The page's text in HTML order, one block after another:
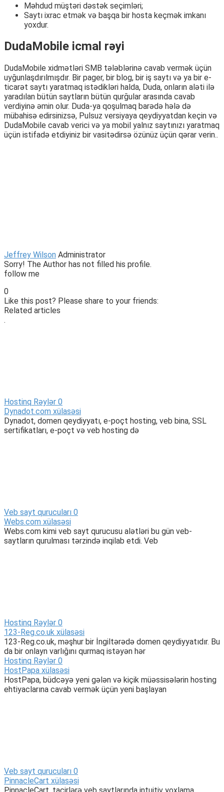
Məhdud müştəri dəstək seçimləri;
Saytı ixrac etmək və başqa bir hosta keçmək imkanı
yoxdur.
DudaMobile icmal rəyi
DudaMobile xidmətləri SMB tələblərinə cavab vermək üçün
uyğunlaşdırılmışdır. Bir pager, bir blog, bir iş saytı və ya bir e-
ticarət saytı yaratmaq istədikləri halda, Duda, onların aləti ilə
yaradılan bütün saytların bütün qurğular arasında cavab
verdiyinə əmin olur. Duda-ya qoşulmaq barədə hələ də
mübahisə edirsinizsə, Pulsuz versiyaya qeydiyyatdan keçin və
DudaMobile cavab verici və ya mobil yalnız saytınızı yaratmaq
üçün istifadə etdiyiniz bir vasitədirsə özünüz üçün qərar verin..
Jeffrey Wilson Administrator
Sorry! The Author has not filled his profile.
follow me
0
Like this post? Please share to your friends:
Related articles
.
Hostinq Rəylər 0
Dynadot.com xülasəsi
Dynadot, domen qeydiyyatı, e-poçt hosting, veb bina, SSL
sertifikatları, e-poçt və veb hosting də
Veb sayt qurucuları 0
Webs.com xülasəsi
Webs.com kimi veb sayt qurucusu alətləri bu gün veb-
saytların qurulması tərzində inqilab etdi. Veb
Hostinq Rəylər 0
123-Reg.co.uk xülasəsi
123-Reg.co.uk, məşhur bir İngiltərədə domen qeydiyyatıdır. Bu
da bir onlayn varlığını qurmaq istəyən hər
Hostinq Rəylər 0
HostPapa xülasəsi
HostPapa, büdcəyə yeni gələn və kiçik müəssisələrin hosting
ehtiyaclarına cavab vermək üçün yeni başlayan
Veb sayt qurucuları 0
PinnacleCart xülasəsi